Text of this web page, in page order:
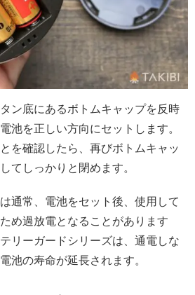
ン底にあるボトムキャップを反時
池を正しい方向にセットします。
を確認したら、再びボトムキャッ
てしっかりと閉めます。
通常、電池をセット後、使用して
め過放電となることがあります
リーガードシリーズは、通電しな
池の寿命が延長されます。